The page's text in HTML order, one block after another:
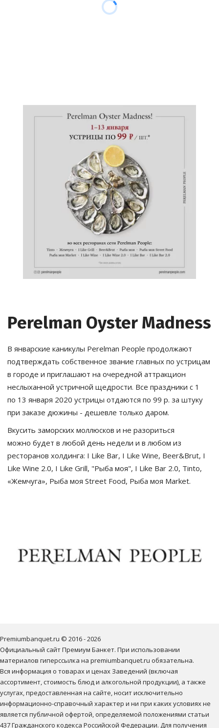
Perelman Oyster Madness
В январские каникулы Perelman People продолжают
подтверждать собственное звание главных по устрицам
в городе и приглашают на очередной аттракцион
неслыханной устричной щедрости. Все праздники с 1
по 13 января 2020 устрицы отдаются по 99 р. за штуку
при заказе дюжины - дешевле только даром.
Вкусить заморских моллюсков и не разориться
можно будет в любой день недели и в любом из
ресторанов холдинга: I Like Bar, I Like Wine, Beer&Brut, I
Like Wine 2.0, I Like Grill, "Рыба моя", I Like Bar 2.0, Tinto,
«Жемчуга», Рыба моя Street Food, Рыба моя Market.
Premiumbanquet.ru © 2016 - 2026
Официальный сайт Премиум Банкет. При использовании
материалов гиперссылка на premiumbanquet.ru обязательна.
Вся информация о товарах и ценах Заведений (включая
ассортимент, стоимость блюд и алкогольной продукции), а также
услугах, предоставленная на сайте, носит исключительно
информационно-справочный характер и ни при каких условиях не
является публичной офертой, определяемой положениями статьи
437 Гражданского кодекса Российской Федерации. Для получения